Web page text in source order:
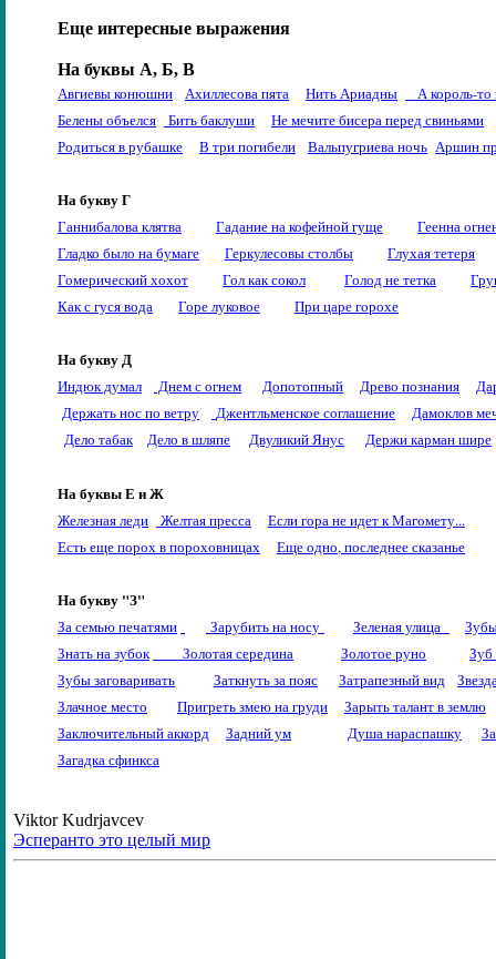
Еще интересные выражения
На буквы А, Б, В
Авгиевы конюшни Ахиллесова пята Нить Ариадны
А король-то
Белены объелся
Бить баклуши
Не мечите бисера перед свиньями
Родиться в рубашке
В три погибели Вальпугриева ночь Аршин
На букву Г
Ганнибалова клятва Гадание на кофейной гуще
Геенна
Гладко было на бумаге
Геркулесовы столбы
Глухая тетеря
Гомерический хохот
Гол как сокол Голод не тетка
Как с гуся вода
Горе луковое При царе горохе
На букву Д
Индюк думал Днем с огнем Допотопный Древо познания
Держать нос по ветру
Джентльменское соглашение
Дамоклов
Дело табак
Дело в шляпе Двуликий Янус Держи карман шире
На буквы Е и Ж
Железная леди Желтая пресса Если гора не идет к Магомету...
Есть еще порох в пороховницах
Еще одно, последнее сказанье
На букву "З"
За семью печатями Зарубить на носу Зеленая улица
Знать на зубок
Золотая середина Золотое руно
Зуб
Зубы заговаривать
Заткнуть за пояс Затрапезный вид
Злачное место
Пригреть змею на груди
Зарыть талант в землю
Заключительный аккорд
Задний ум Душа нараспашку
Загадка сфинкса
Viktor Kudrjavcev
Эсперанто это целый мир